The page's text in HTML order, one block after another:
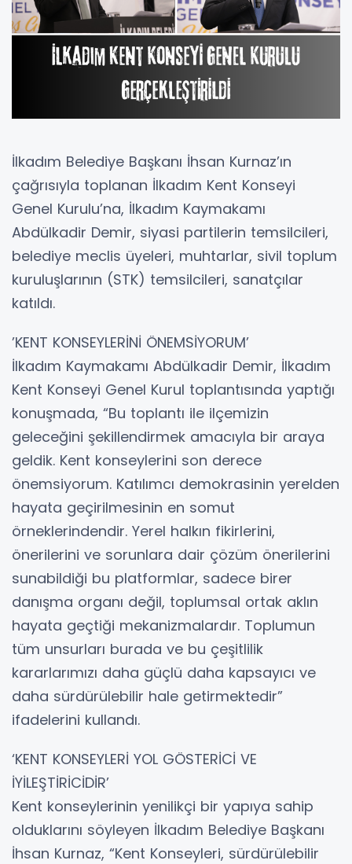
İlkadım Belediye Başkanı İhsan Kurnaz’ın
çağrısıyla toplanan İlkadım Kent Konseyi
Genel Kurulu’na, İlkadım Kaymakamı
Abdülkadir Demir, siyasi partilerin temsilcileri,
belediye meclis üyeleri, muhtarlar, sivil toplum
kuruluşlarının (STK) temsilcileri, sanatçılar
katıldı.
’KENT KONSEYLERİNİ ÖNEMSİYORUM’
İlkadım Kaymakamı Abdülkadir Demir, İlkadım
Kent Konseyi Genel Kurul toplantısında yaptığı
konuşmada, “Bu toplantı ile ilçemizin
geleceğini şekillendirmek amacıyla bir araya
geldik. Kent konseylerini son derece
önemsiyorum. Katılımcı demokrasinin yerelden
hayata geçirilmesinin en somut
örneklerindendir. Yerel halkın fikirlerini,
önerilerini ve sorunlara dair çözüm önerilerini
sunabildiği bu platformlar, sadece birer
danışma organı değil, toplumsal ortak aklın
hayata geçtiği mekanizmalardır. Toplumun
tüm unsurları burada ve bu çeşitlilik
kararlarımızı daha güçlü daha kapsayıcı ve
daha sürdürülebilir hale getirmektedir”
ifadelerini kullandı.
‘KENT KONSEYLERİ YOL GÖSTERİCİ VE
İYİLEŞTİRİCİDİR’
Kent konseylerinin yenilikçi bir yapıya sahip
olduklarını söyleyen İlkadım Belediye Başkanı
İhsan Kurnaz, “Kent Konseyleri, sürdürülebilir